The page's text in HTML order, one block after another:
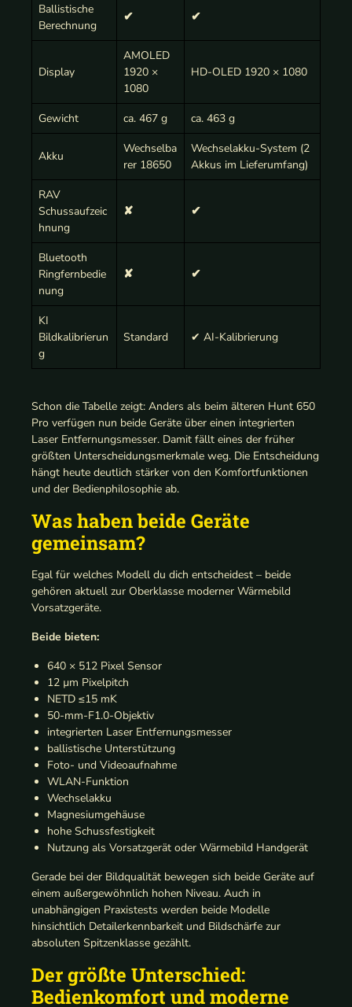
Ballistische
Berechnung
✔ ✔
Display
AMOLED
1920 ×
1080
HD-OLED 1920 × 1080
Gewicht ca. 467 g ca. 463 g
Akku
Wechselba
rer 18650
Wechselakku-System (2
Akkus im Lieferumfang)
RAV
Schussaufzeic
hnung
✘ ✔
Bluetooth
Ringfernbedie
nung
✘ ✔
KI
Bildkalibrierun
g
Standard ✔ AI-Kalibrierung
Schon die Tabelle zeigt: Anders als beim älteren Hunt 650
Pro verfügen nun beide Geräte über einen integrierten
Laser Entfernungsmesser. Damit fällt eines der früher
größten Unterscheidungsmerkmale weg. Die Entscheidung
hängt heute deutlich stärker von den Komfortfunktionen
und der Bedienphilosophie ab.
Was haben beide Geräte
gemeinsam?
Egal für welches Modell du dich entscheidest – beide
gehören aktuell zur Oberklasse moderner Wärmebild
Vorsatzgeräte.
Beide bieten:
640 × 512 Pixel Sensor
12 µm Pixelpitch
NETD ≤15 mK
50-mm-F1.0-Objektiv
integrierten Laser Entfernungsmesser
ballistische Unterstützung
Foto- und Videoaufnahme
WLAN-Funktion
Wechselakku
Magnesiumgehäuse
hohe Schussfestigkeit
Nutzung als Vorsatzgerät oder Wärmebild Handgerät
Gerade bei der Bildqualität bewegen sich beide Geräte auf
einem außergewöhnlich hohen Niveau. Auch in
unabhängigen Praxistests werden beide Modelle
hinsichtlich Detailerkennbarkeit und Bildschärfe zur
absoluten Spitzenklasse gezählt.
Der größte Unterschied:
Bedienkomfort und moderne